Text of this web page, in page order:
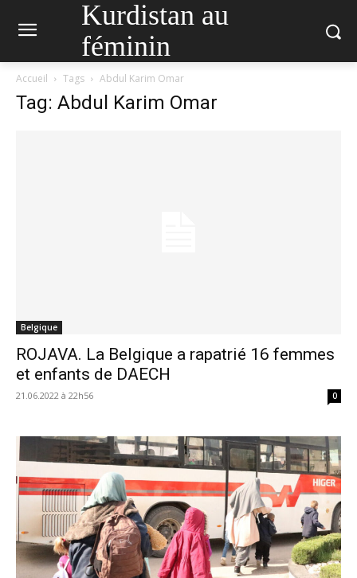
Kurdistan au
féminin
Accueil Tags Abdul Karim Omar
Tag: Abdul Karim Omar
Belgique
ROJAVA. La Belgique a rapatrié 16 femmes
et enfants de DAECH
21.06.2022 à 22h56 0